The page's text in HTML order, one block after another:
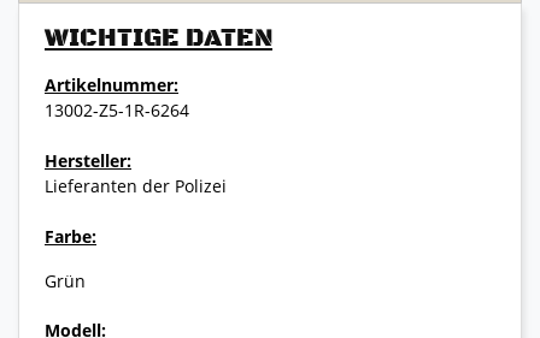
WICHTIGE DATEN
Artikelnummer:
13002-Z5-1R-6264
Hersteller:
Lieferanten der Polizei
Farbe:
Grün
Modell: